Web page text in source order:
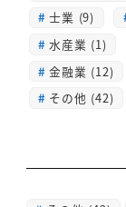
士業 (9)
水産業 (1)
金融業 (12)
その他 (42)